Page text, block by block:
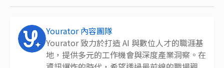
Yourator 內容團隊
Yourator 致力於打造 AI 與數位人才的職涯基
地，提供多元的工作機會與深度產業洞察。在